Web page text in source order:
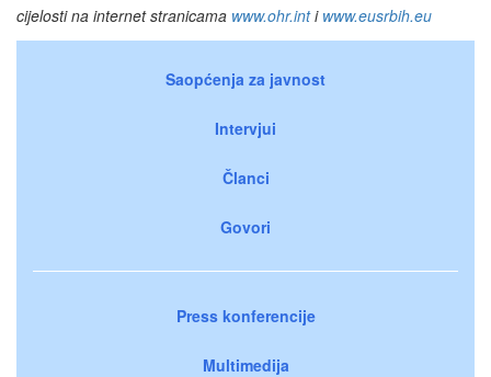
cijelosti na internet stranicama www.ohr.inti www.eusrbih.eu
Saopćenja za javnost
Intervjui
Članci
Govori
Press konferencije
Multimedija